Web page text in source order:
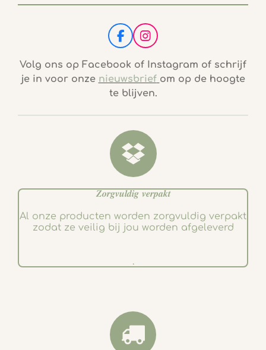
F
a
c
b
o
k
I
n
s
t
a
g
a
Volg ons op Facebook of Instagram of schrijf
je in voor onze nieuwsbrief om op de hoogte
te blijven.
𝒁𝒐𝒓𝒈𝒗𝒖𝒍𝒅𝒊𝒈 𝒗𝒆𝒓𝒑𝒂𝒌𝒕
Al onze producten worden zorgvuldig verpakt
zodat ze veilig bij jou worden afgeleverd
.